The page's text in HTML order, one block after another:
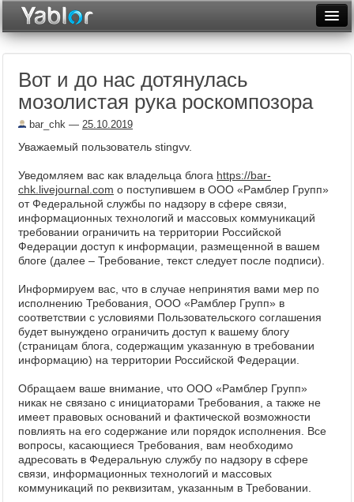
Неделя
Месяц
Рейтинги
Архив
Фототоп
Видеотоп
Вот и до нас дотянулась
мозолистая рука роскомпозора
bar_chk — 25.10.2019
Уважаемый пользователь stingvv.
Уведомляем вас как владельца блога https://bar-
chk.livejournal.com о поступившем в ООО «Рамблер Групп»
от Федеральной службы по надзору в сфере связи,
информационных технологий и массовых коммуникаций
требовании ограничить на территории Российской
Федерации доступ к информации, размещенной в вашем
блоге (далее – Требование, текст следует после подписи).
Информируем вас, что в случае непринятия вами мер по
исполнению Требования, ООО «Рамблер Групп» в
соответствии с условиями Пользовательского соглашения
будет вынуждено ограничить доступ к вашему блогу
(страницам блога, содержащим указанную в требовании
информацию) на территории Российской Федерации.
Обращаем ваше внимание, что ООО «Рамблер Групп»
никак не связано с инициаторами Требования, а также не
имеет правовых оснований и фактической возможности
повлиять на его содержание или порядок исполнения. Все
вопросы, касающиеся Требования, вам необходимо
адресовать в Федеральную службу по надзору в сфере
связи, информационных технологий и массовых
коммуникаций по реквизитам, указанным в Требовании.